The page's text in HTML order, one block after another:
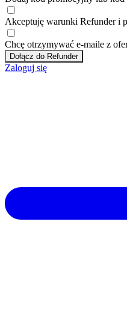
Akceptuję warunki Refunder i
Chcę otrzymywać e-maile z
Dołącz do Refunder
Zaloguj się